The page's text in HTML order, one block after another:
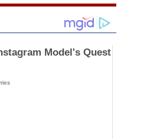
Model's Quest